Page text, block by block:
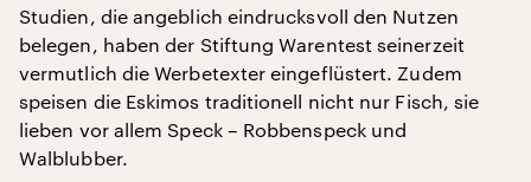
Studien, die angeblich eindrucksvoll den Nutzen
belegen, haben der Stiftung Warentest seinerzeit
vermutlich die Werbetexter eingeflüstert. Zudem
speisen die Eskimos traditionell nicht nur Fisch, sie
lieben vor allem Speck – Robbenspeck und
Walblubber.